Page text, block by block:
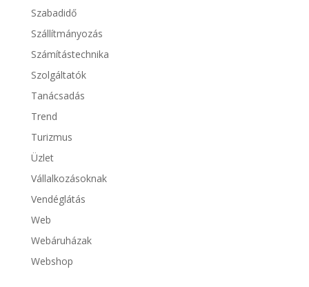
Szabadidő
Szállítmányozás
Számítástechnika
Szolgáltatók
Tanácsadás
Trend
Turizmus
Üzlet
Vállalkozásoknak
Vendéglátás
Web
Webáruházak
Webshop